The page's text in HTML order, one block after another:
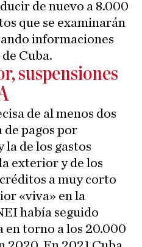
de nuevo a 8.000
que se examinarán
informaciones
Cuba.
suspensiones
de al menos dos
de pagos por
la de los gastos
exterior y de los
a muy corto
«viva» en la
había seguido
en torno a los 20.000